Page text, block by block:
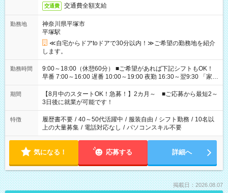
交通費 交通費全額支給
勤務地
神奈川県平塚市
平塚駅
≪自宅からドアtoドアで30分以内！≫ご希望の勤務地を紹介
します。
勤務時間
9:00～18:00（休憩60分） ■ご希望があれば下記シフトもOK！
早番 7:00～16:00 遅番 10:00～19:00 夜勤 16:30～翌9:30 「家族
と休みを合わせたい」 「余裕を持って夕飯の準備がしたい」
「できれば残業はしたくない」 など、ご希望を教えてください
ね。 ※Wワーク希望の方へ 今ご覧のお仕事で希望する勤務時間
と、もう1つのお仕事の勤務時間。 合計で週40時間を超える場
合は応募できません。
期間
【8月中のスタートOK！急募！】2カ月～ ■ご応募から最短2～
3日後に就業が可能です！
特徴 履歴書不要 / 40～50代活躍中 / 服装自由 / シフト勤務 / 10名以
上の大量募集 / 電話対応なし / パソコンスキル不要
気になる！ 応募する 詳細へ
掲載日：2026.08.07